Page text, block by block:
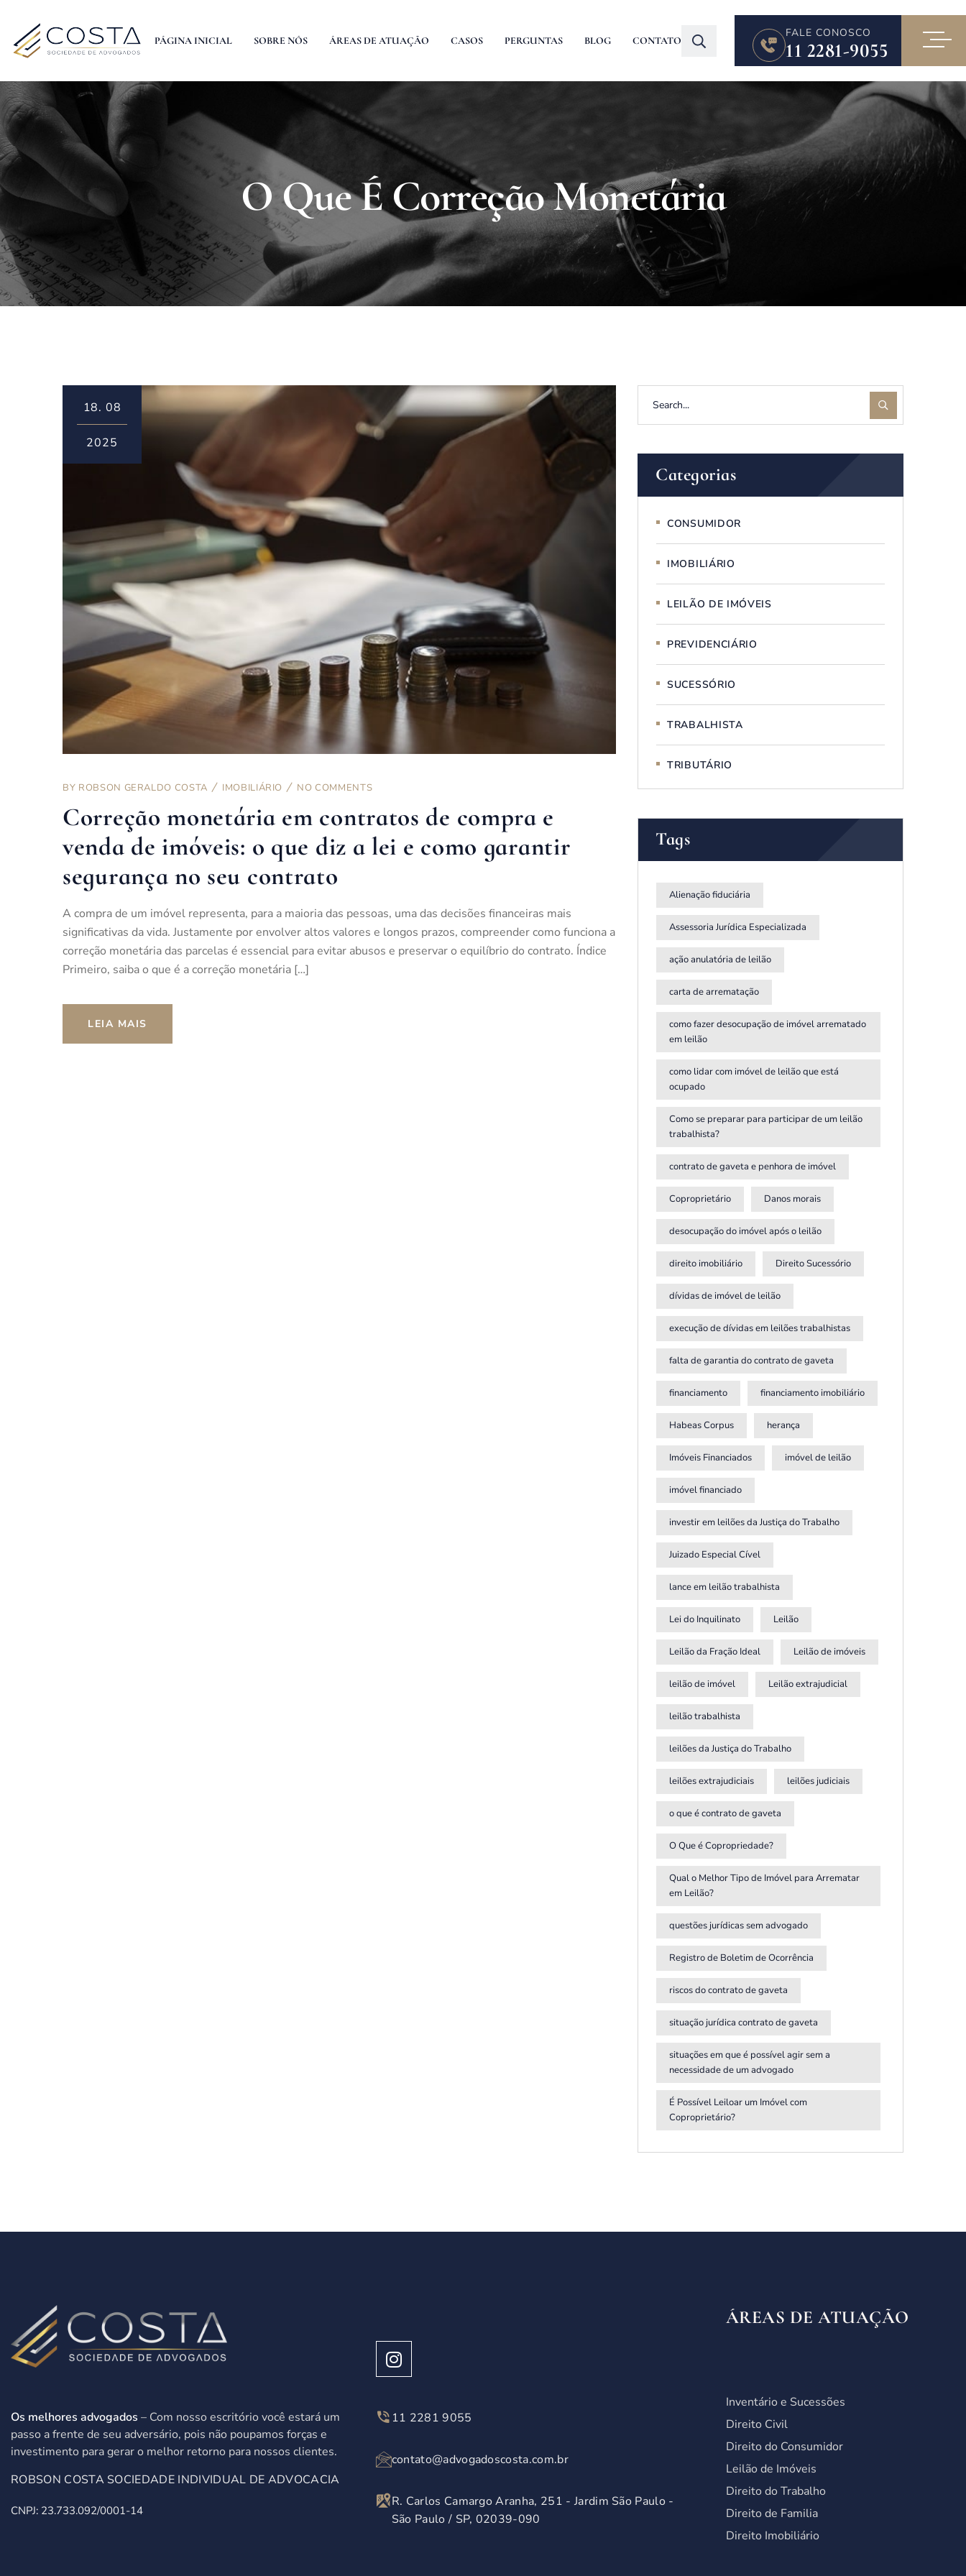
PÁGINA INICIAL SOBRE NÓS ÁREAS DE ATUAÇÃO CASOS PERGUNTAS BLOG CONTATO
FALE CONOSCO
11 2281-9055
O Que É Correção Monetária
18. 08
2025
BY ROBSON GERALDO COSTA IMOBILIÁRIO NO COMMENTS
Correção monetária em contratos de compra e
venda de imóveis: o que diz a lei e como garantir
segurança no seu contrato
A compra de um imóvel representa, para a maioria das pessoas, uma das decisões financeiras mais
significativas da vida. Justamente por envolver altos valores e longos prazos, compreender como funciona a
correção monetária das parcelas é essencial para evitar abusos e preservar o equilíbrio do contrato. Índice
Primeiro, saiba o que é a correção monetária […]
LEIA MAIS
Categorias
CONSUMIDOR
IMOBILIÁRIO
LEILÃO DE IMÓVEIS
PREVIDENCIÁRIO
SUCESSÓRIO
TRABALHISTA
TRIBUTÁRIO
Tags
Alienação fiduciária
Assessoria Jurídica Especializada
ação anulatória de leilão
carta de arrematação
como fazer desocupação de imóvel arrematado
em leilão
como lidar com imóvel de leilão que está
ocupado
Como se preparar para participar de um leilão
trabalhista?
contrato de gaveta e penhora de imóvel
Coproprietário Danos morais
desocupação do imóvel após o leilão
direito imobiliário Direito Sucessório
dívidas de imóvel de leilão
execução de dívidas em leilões trabalhistas
falta de garantia do contrato de gaveta
financiamento financiamento imobiliário
Habeas Corpus herança
Imóveis Financiados imóvel de leilão
imóvel financiado
investir em leilões da Justiça do Trabalho
Juizado Especial Cível
lance em leilão trabalhista
Lei do Inquilinato Leilão
Leilão da Fração Ideal Leilão de imóveis
leilão de imóvel Leilão extrajudicial
leilão trabalhista
leilões da Justiça do Trabalho
leilões extrajudiciais leilões judiciais
o que é contrato de gaveta
O Que é Copropriedade?
Qual o Melhor Tipo de Imóvel para Arrematar
em Leilão?
questões jurídicas sem advogado
Registro de Boletim de Ocorrência
riscos do contrato de gaveta
situação jurídica contrato de gaveta
situações em que é possível agir sem a
necessidade de um advogado
É Possível Leiloar um Imóvel com
Coproprietário?
Os melhores advogados – Com nosso escritório você estará um
passo a frente de seu adversário, pois não poupamos forças e
investimento para gerar o melhor retorno para nossos clientes.
ROBSON COSTA SOCIEDADE INDIVIDUAL DE ADVOCACIA
CNPJ: 23.733.092/0001-14
11 2281 9055
contato@advogadoscosta.com.br
R. Carlos Camargo Aranha, 251 - Jardim São Paulo -
São Paulo / SP, 02039-090
ÁREAS DE ATUAÇÃO
Inventário e Sucessões
Direito Civil
Direito do Consumidor
Leilão de Imóveis
Direito do Trabalho
Direito de Familia
Direito Imobiliário